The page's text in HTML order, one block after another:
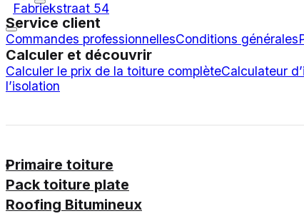
Fabriekstraat 54
Service client
Commandes professionnellesConditions générales
Calculer et découvrir
Calculer le prix de la toiture complèteCalculateur
l’isolation
Primaire toiture
Pack toiture plate
Roofing Bitumineux